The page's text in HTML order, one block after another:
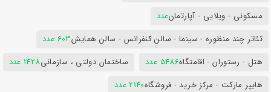
مسکونی - ویلایی - آپارتمانعدد
تئاتر چند منظوره - سینما - سالن کنفرانس - سالن همایش603 عدد
هتل - رستوران - اقامتگاه5486 عدد ساختمان دولتی ، سازمانی1428 عدد
هایپر مارکت - مرکز خرید - فروشگاه2140 عدد